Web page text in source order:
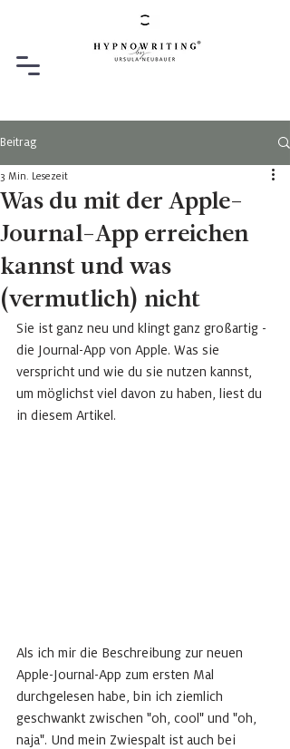
Beitrag
Was du mit der Apple-
Journal-App erreichen
kannst und was
(vermutlich) nicht
3 Min. Lesezeit
Sie ist ganz neu und klingt ganz großartig -
die Journal-App von Apple. Was sie
verspricht und wie du sie nutzen kannst,
um möglichst viel davon zu haben, liest du
in diesem Artikel.
Als ich mir die Beschreibung zur neuen
Apple-Journal-App zum ersten Mal
durchgelesen habe, bin ich ziemlich
geschwankt zwischen "oh, cool" und "oh,
naja". Und mein Zwiespalt ist auch bei